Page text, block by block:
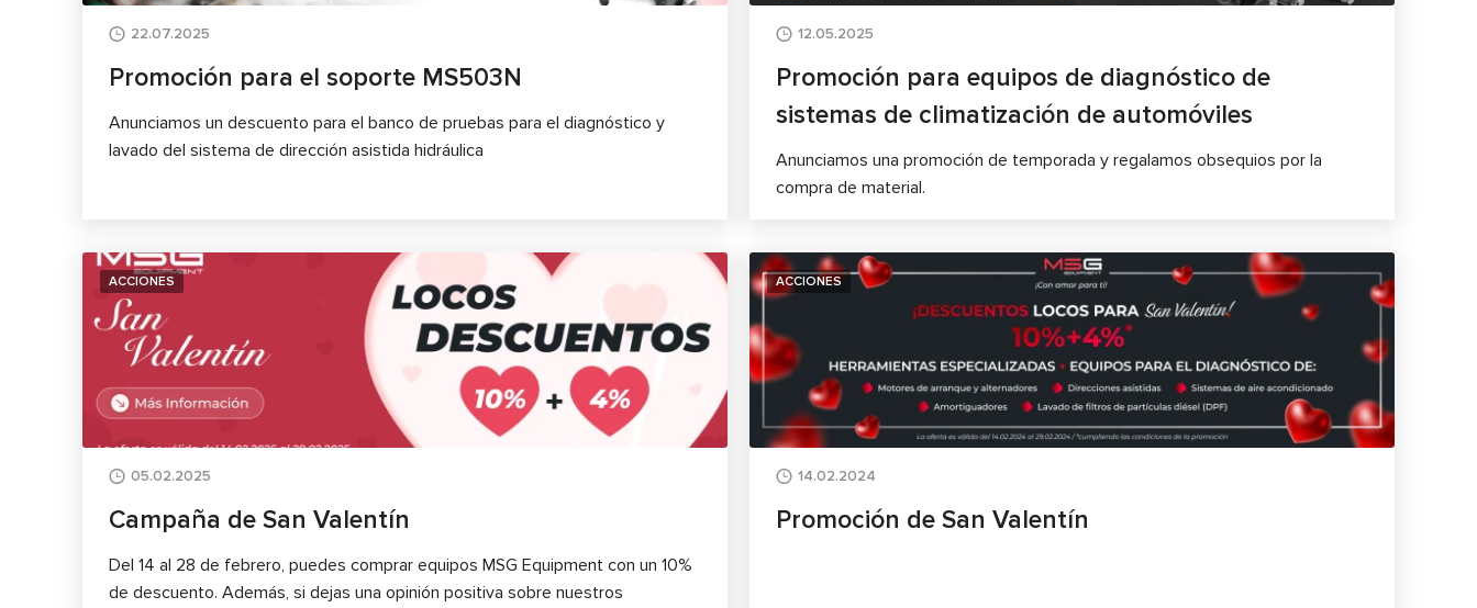
22.07.2025
Promoción para el soporte MS503N
Anunciamos un descuento para el banco de pruebas para el diagnóstico y
lavado del sistema de dirección asistida hidráulica
12.05.2025
Promoción para equipos de diagnóstico de
sistemas de climatización de automóviles
Anunciamos una promoción de temporada y regalamos obsequios por la
compra de material.
ACCIONES
05.02.2025
Campaña de San Valentín
Del 14 al 28 de febrero, puedes comprar equipos MSG Equipment con un 10%
de descuento. Además, si dejas una opinión positiva sobre nuestros
ACCIONES
14.02.2024
Promoción de San Valentín